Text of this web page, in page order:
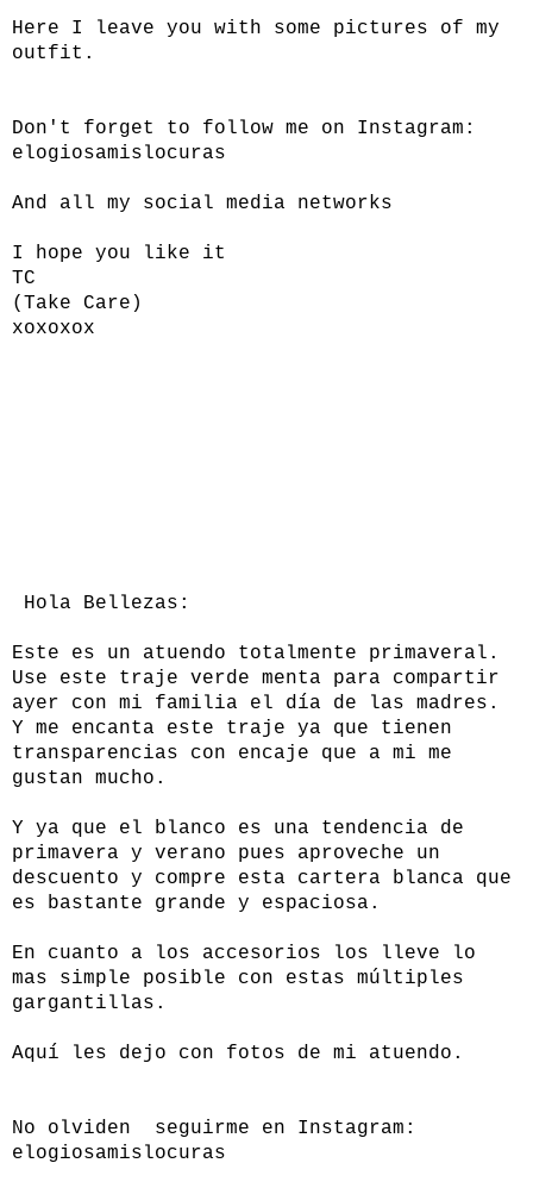
Here I leave you with some pictures of my
outfit.
Don't forget to follow me on Instagram:
elogiosamislocuras
And all my social media networks
I hope you like it
TC
(Take Care)
xoxoxox
Hola Bellezas:
Este es un atuendo totalmente primaveral.
Use este traje verde menta para compartir
ayer con mi familia el día de las madres.
Y me encanta este traje ya que tienen
transparencias con encaje que a mi me
gustan mucho.
Y ya que el blanco es una tendencia de
primavera y verano pues aproveche un
descuento y compre esta cartera blanca que
es bastante grande y espaciosa.
En cuanto a los accesorios los lleve lo
mas simple posible con estas múltiples
gargantillas.
Aquí les dejo con fotos de mi atuendo.
No olviden seguirme en Instagram:
elogiosamislocuras